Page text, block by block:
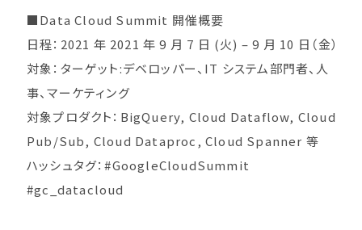
■Data Cloud Summit 開催概要
日程：2021 年 2021 年 9 ⽉ 7 ⽇ (火) – 9 ⽉ 10 ⽇（金）
対象：ターゲット:デベロッパー、IT システム部門者、人
事、マーケティング
対象プロダクト：BigQuery, Cloud Dataflow, Cloud
Pub/Sub, Cloud Dataproc, Cloud Spanner 等
ハッシュタグ：#GoogleCloudSummit
#gc_datacloud